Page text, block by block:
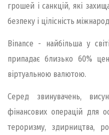
грошей і санкцій, які
безпеку і цілісність
Binance - найбільша у
припадає близько 60%
віртуальною валютою.
Серед звинувачень,
фінансових операцій для
тероризму, здирництва,